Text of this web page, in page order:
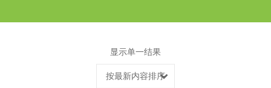
显示单一结果
按最新内容排序